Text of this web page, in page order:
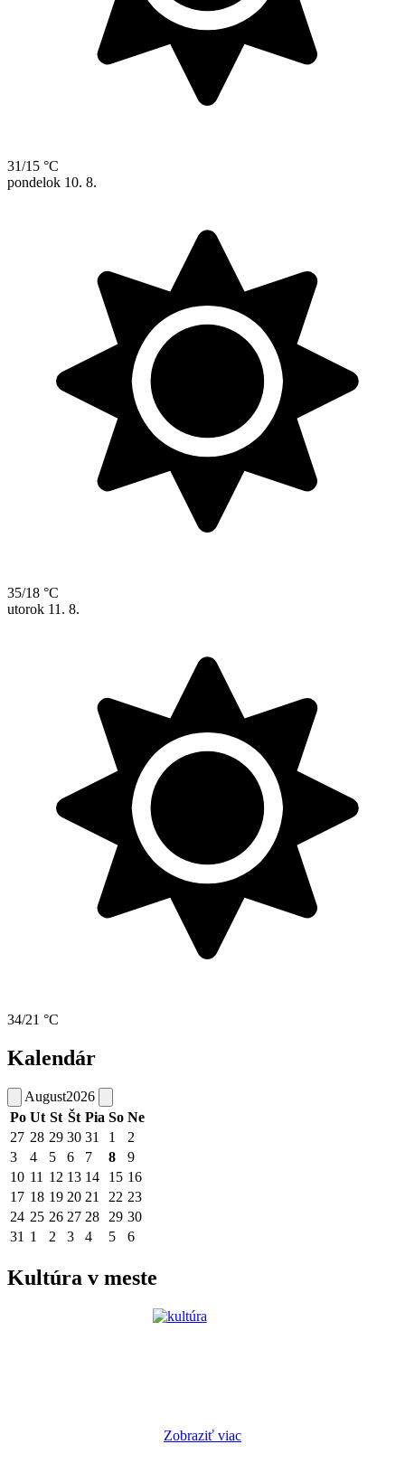
31/15 °C
pondelok 10. 8.
35/18 °C
utorok 11. 8.
34/21 °C
Kalendár
August2026
Po Ut St Št Pia So Ne
27 28 29 30 31 1
2
3
4 5 6 7 8
9
10 11 12 13 14 15 16
17 18 19 20 21 22 23
24 25 26 27 28 29 30
31 1 2 3 4 5 6
Kultúra v meste
Zobraziť viac